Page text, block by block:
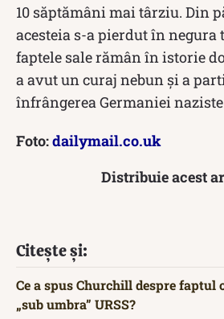
10 săptămâni mai târziu. Din
acesteia s-a pierdut în
faptele sale rămân în istorie
a avut un curaj nebun și a
înfrângerea Germaniei
Foto:dailymail.co.uk
Distribuie acest
Citește și:
Ce a spus Churchill despre faptul
„sub umbra” URSS?